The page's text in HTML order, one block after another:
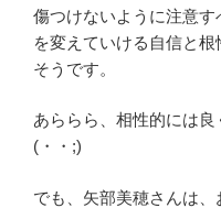
傷つけないように注意
を変えていける自信と
そうです。
あららら、相性的には
(・・;)
でも、矢部美穂さんは